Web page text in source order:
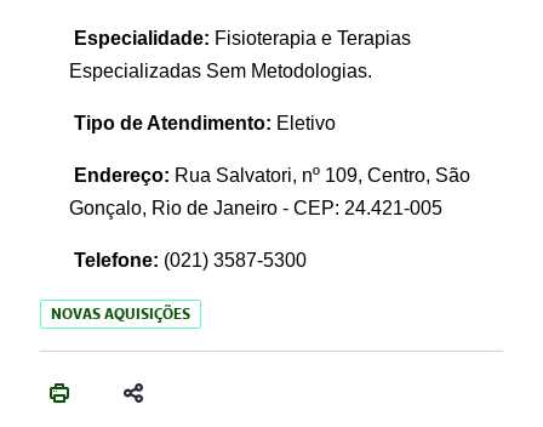
Especialidade: Fisioterapia e Terapias
Especializadas Sem Metodologias.
Tipo de Atendimento: Eletivo
Endereço: Rua Salvatori, nº 109, Centro, São
Gonçalo, Rio de Janeiro - CEP: 24.421-005
Telefone: (021) 3587-5300
NOVAS AQUISIÇÕES